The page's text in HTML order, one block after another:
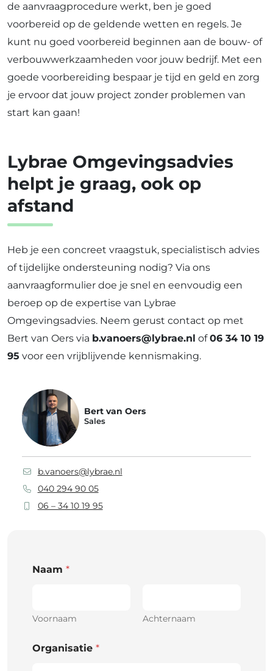
de aanvraagprocedure werkt, ben je goed
voorbereid op de geldende wetten en regels. Je
kunt nu goed voorbereid beginnen aan de bouw- of
verbouwwerkzaamheden voor jouw bedrijf. Met een
goede voorbereiding bespaar je tijd en geld en zorg
je ervoor dat jouw project zonder problemen van
start kan gaan!
Lybrae Omgevingsadvies
helpt je graag, ook op
afstand
Heb je een concreet vraagstuk, specialistisch advies
of tijdelijke ondersteuning nodig? Via ons
aanvraagformulier doe je snel en eenvoudig een
beroep op de expertise van Lybrae
Omgevingsadvies. Neem gerust contact op met
Bert van Oers via b.vanoers@lybrae.nl of06 34 10 19
95 voor een vrijblijvende kennismaking.
Bert van Oers
Sales
b.vanoers@lybrae.nl
040 294 90 05
06 – 34 10 19 95
Naam *
Voornaam Achternaam
Organisatie *